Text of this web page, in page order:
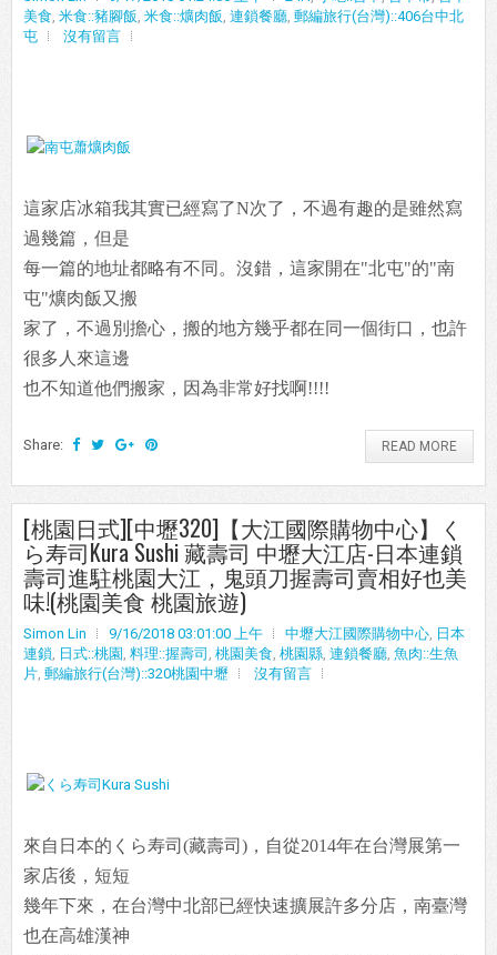
美食, 米食::豬腳飯, 米食::爌肉飯, 連鎖餐廳, 郵編旅行(台灣)::406台中北
屯
沒有留言
這家店冰箱我其實已經寫了N次了，不過有趣的是雖然寫
過幾篇，但是
每一篇的地址都略有不同。沒錯，這家開在"北屯"的"南
屯"爌肉飯又搬
家了，不過別擔心，搬的地方幾乎都在同一個街口，也許
很多人來這邊
也不知道他們搬家，因為非常好找啊!!!!
Share: READ MORE
[桃園日式][中壢320]【大江國際購物中心】く
ら寿司Kura Sushi 藏壽司 中壢大江店-日本連鎖
壽司進駐桃園大江，鬼頭刀握壽司賣相好也美
味!(桃園美食 桃園旅遊)
Simon Lin 9/16/2018 03:01:00 上午 中壢大江國際購物中心, 日本
連鎖, 日式::桃園 , 料理::握壽司 , 桃園美食, 桃園縣, 連鎖餐廳, 魚肉::生魚
片, 郵編旅行(台灣)::320桃園中壢 沒有留言
來自日本的くら寿司(藏壽司)，自從2014年在台灣展第一
家店後，短短
幾年下來，在台灣中北部已經快速擴展許多分店，南臺灣
也在高雄漢神